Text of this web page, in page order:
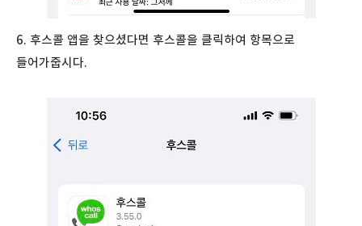
6. 후스콜 앱을 찾으셨다면 후스콜을 클릭하여 항목으로
들어가줍시다.